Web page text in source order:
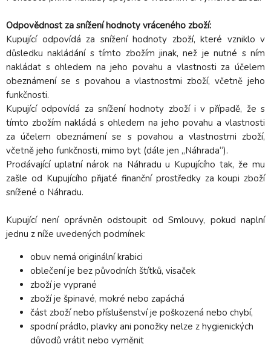
Odpovědnost za snížení hodnoty vráceného zboží:
Kupující odpovídá za snížení hodnoty zboží, které vzniklo v
důsledku nakládání s tímto zbožím jinak, než je nutné s ním
nakládat s ohledem na jeho povahu a vlastnosti za účelem
obeznámení se s povahou a vlastnostmi zboží, včetně jeho
funkčnosti.
Kupující odpovídá za snížení hodnoty zboží i v případě, že s
tímto zbožím nakládá s ohledem na jeho povahu a vlastnosti
za účelem obeznámení se s povahou a vlastnostmi zboží,
včetně jeho funkčnosti, mimo byt (dále jen „Náhrada“).
Prodávající uplatní nárok na Náhradu u Kupujícího tak, že mu
zašle od Kupujícího přijaté finanční prostředky za koupi zboží
snížené o Náhradu.
Kupující není oprávněn odstoupit od Smlouvy, pokud naplní
jednu z níže uvedených podmínek:
obuv nemá originální krabici
oblečení je bez původních štítků, visaček
zboží je vyprané
zboží je špinavé, mokré nebo zapáchá
část zboží nebo příslušenství je poškozená nebo chybí,
spodní prádlo, plavky ani ponožky nelze z hygienických
důvodů vrátit nebo vyměnit